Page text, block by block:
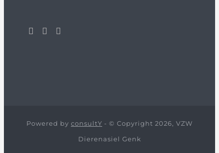
Powered by consultY - © Copyright 2026, VZW
Dierenasiel Genk